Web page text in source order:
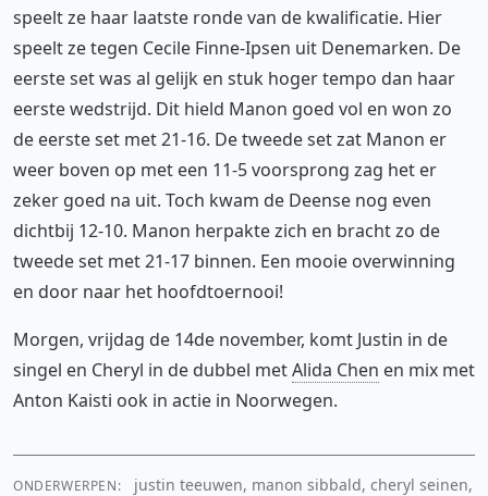
speelt ze haar laatste ronde van de kwalificatie. Hier
speelt ze tegen Cecile Finne-Ipsen uit Denemarken. De
eerste set was al gelijk en stuk hoger tempo dan haar
eerste wedstrijd. Dit hield Manon goed vol en won zo
de eerste set met 21-16. De tweede set zat Manon er
weer boven op met een 11-5 voorsprong zag het er
zeker goed na uit. Toch kwam de Deense nog even
dichtbij 12-10. Manon herpakte zich en bracht zo de
tweede set met 21-17 binnen. Een mooie overwinning
en door naar het hoofdtoernooi!
Morgen, vrijdag de 14de november, komt Justin in de
singel en Cheryl in de dubbel metAlida Chen en mix met
Anton Kaisti ook in actie in Noorwegen.
ONDERWERPEN:
justin teeuwen, manon sibbald, cheryl seinen,